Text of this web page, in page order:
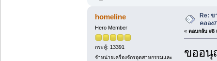
homeline
Hero Member
กระทู้: 13391
จำหน่ายเครื่องจักรอุตสาหกรรมและ
Re: ข
คลอง
« ตอบกลับ #8
ขออนุ